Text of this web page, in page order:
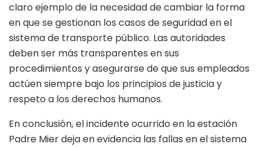
claro ejemplo de la necesidad de cambiar la forma
en que se gestionan los casos de seguridad en el
sistema de transporte público. Las autoridades
deben ser más transparentes en sus
procedimientos y asegurarse de que sus empleados
actúen siempre bajo los principios de justicia y
respeto a los derechos humanos.
En conclusión, el incidente ocurrido en la estación
Padre Mier deja en evidencia las fallas en el sistema